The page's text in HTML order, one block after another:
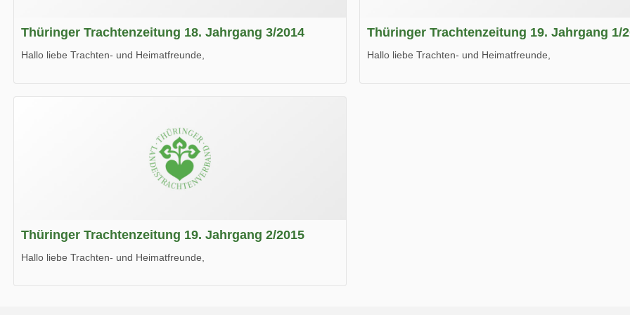
Thüringer Trachtenzeitung 18. Jahrgang 3/2014
Hallo liebe Trachten- und Heimatfreunde,
Wir wünschen Euch viel Spaß beim Lesen.
Thüringer Trachtenzeitung 19. Jahrgang 1/
Hallo liebe Trachten- und Heimatfreunde,
Thüringer Trachtenzeitung 19. Jahrgang 2/2015
Hallo liebe Trachten- und Heimatfreunde,